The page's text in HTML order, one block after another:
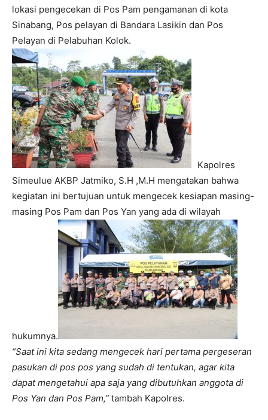
lokasi pengecekan di Pos Pam pengamanan di kota
Sinabang, Pos pelayan di Bandara Lasikin dan Pos
Pelayan di Pelabuhan Kolok.
Kapolres
Simeulue AKBP Jatmiko, S.H ,M.H mengatakan bahwa
kegiatan ini bertujuan untuk mengecek kesiapan masing-
masing Pos Pam dan Pos Yan yang ada di wilayah
hukumnya.
“Saat ini kita sedang mengecek hari pertama pergeseran
pasukan di pos pos yang sudah di tentukan, agar kita
dapat mengetahui apa saja yang dibutuhkan anggota di
Pos Yan dan Pos Pam,” tambah Kapolres.